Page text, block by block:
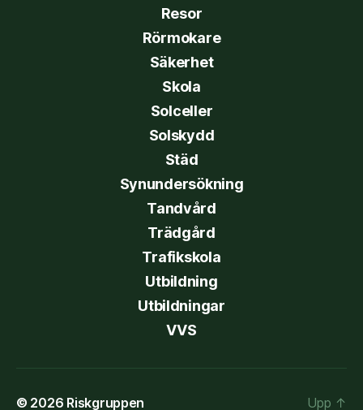
Resor
Rörmokare
Säkerhet
Skola
Solceller
Solskydd
Städ
Synundersökning
Tandvård
Trädgård
Trafikskola
Utbildning
Utbildningar
VVS
© 2026 Riskgruppen Upp ↑